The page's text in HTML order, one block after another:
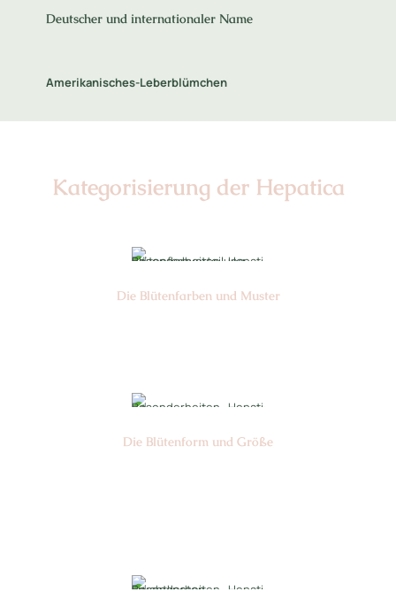
Deutscher und internationaler Name
Amerikanisches-Leberblümchen
Kategorisierung der Hepatica
Die Blüten­farben und Muster
Die Blüten­form und Größe